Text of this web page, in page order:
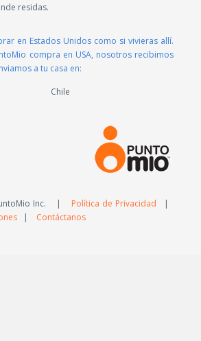
residas.
en Estados Unidos como si vivieras allí.
compra en USA, nosotros recibimos
a tu casa en:
Chile
Inc. | Política de Privacidad |
| Contáctanos